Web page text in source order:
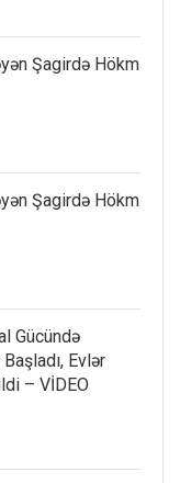
Şagirdə Hökm
Şagirdə Hökm
Gücündə
Evlər
– VİDEO